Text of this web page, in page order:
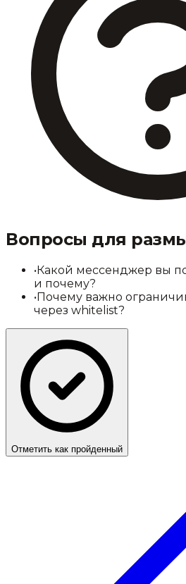
Вопросы для
•Какой мессенджер вы
и почему?
•Почему важно
через whitelist?
Отметить как пройденный